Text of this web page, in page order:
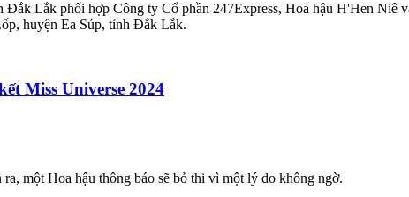
Lắk phối hợp Công ty Cổ phần 247Express, Hoa hậu H'Hen Niê
huyện Ea Súp, tỉnh Đắk Lắk.
Miss Universe 2024
một Hoa hậu thông báo sẽ bỏ thi vì một lý do không ngờ.